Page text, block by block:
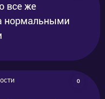
все же
нормальными
0